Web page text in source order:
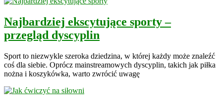
Najbardziej ekscytujące sporty –
przegląd dyscyplin
Sport to niezwykle szeroka dziedzina, w której każdy może znaleźć
coś dla siebie. Oprócz mainstreamowych dyscyplin, takich jak piłka
nożna i koszykówka, warto zwrócić uwagę